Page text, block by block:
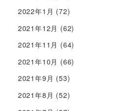
2022年1月 (72)
2021年12月 (62)
2021年11月 (64)
2021年10月 (66)
2021年9月 (53)
2021年8月 (52)